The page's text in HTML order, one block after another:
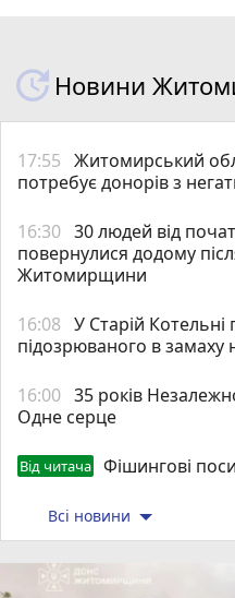
Новини
17:55 Житомирський
потребує донорів з
16:30 30 людей від
повернулися додому
Житомирщини
16:08 У Старій Котельні
підозрюваного в замаху
16:00 35 років
Одне серце
Від читача Фішингові
Всі новини